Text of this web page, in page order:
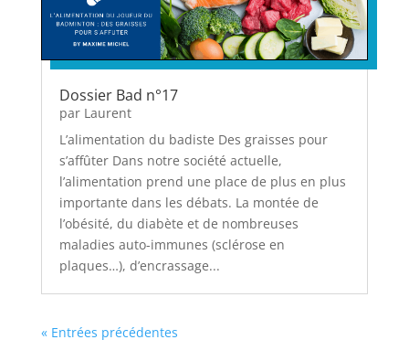
Dossier Bad n°17
par Laurent
L’alimentation du badiste Des graisses pour
s’affûter Dans notre société actuelle,
l’alimentation prend une place de plus en plus
importante dans les débats. La montée de
l’obésité, du diabète et de nombreuses
maladies auto-immunes (sclérose en
plaques…), d’encrassage...
« Entrées précédentes